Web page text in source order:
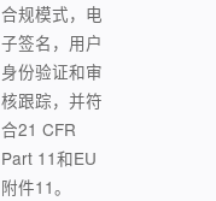
合规模式，电
子签名，用户
身份验证和审
核跟踪，并符
合21 CFR
Part 11和EU
附件11。